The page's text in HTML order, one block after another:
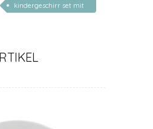
kindergeschirr set mit